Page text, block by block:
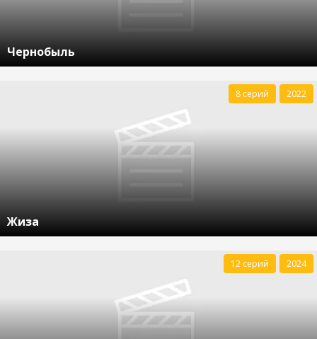
Чернобыль
Жиза
8 серий 2022
12 серий 2024